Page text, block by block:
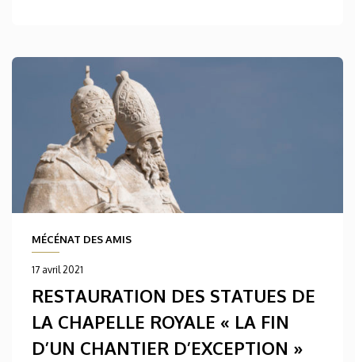
MÉCÉNAT DES AMIS
17 avril 2021
RESTAURATION DES STATUES DE
LA CHAPELLE ROYALE « LA FIN
D’UN CHANTIER D’EXCEPTION »